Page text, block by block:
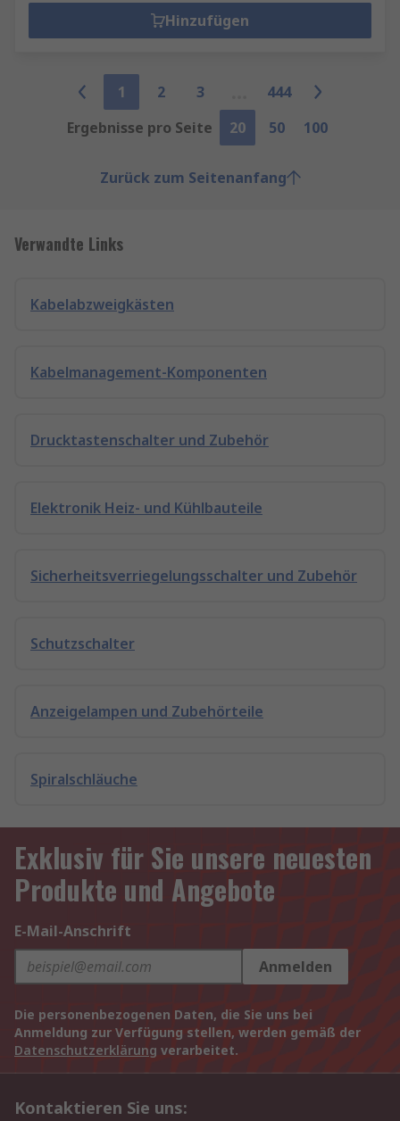
Hinzufügen
1 2 3
444
Ergebnisse pro Seite
20 50 100
Zurück zum Seitenanfang
Verwandte Links
Kabelabzweigkästen
Kabelmanagement-Komponenten
Drucktastenschalter und Zubehör
Elektronik Heiz- und Kühlbauteile
Sicherheitsverriegelungsschalter und Zubehör
Schutzschalter
Anzeigelampen und Zubehörteile
Spiralschläuche
Exklusiv für Sie unsere neuesten
Produkte und Angebote
E-Mail-Anschrift
Anmelden
Die personenbezogenen Daten, die Sie uns bei
Anmeldung zur Verfügung stellen, werden gemäß der
Datenschutzerklärung verarbeitet.
Kontaktieren Sie uns: